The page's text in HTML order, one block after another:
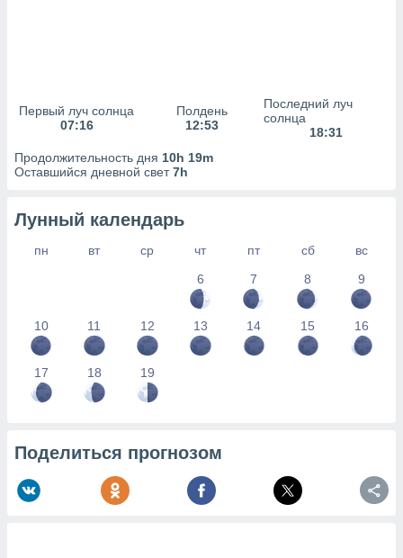
наших 1199
Первый луч солнца
07:16
Полдень
12:53
Последний луч
солнца
18:31
Продолжительность дня 10h 19m
Оставшийся дневной свет7h
Лунный календарь
пн вт ср чт пт сб
вс
6
7 8 9
10 11 12 13 14 15 16
17 18 19
Поделиться прогнозом